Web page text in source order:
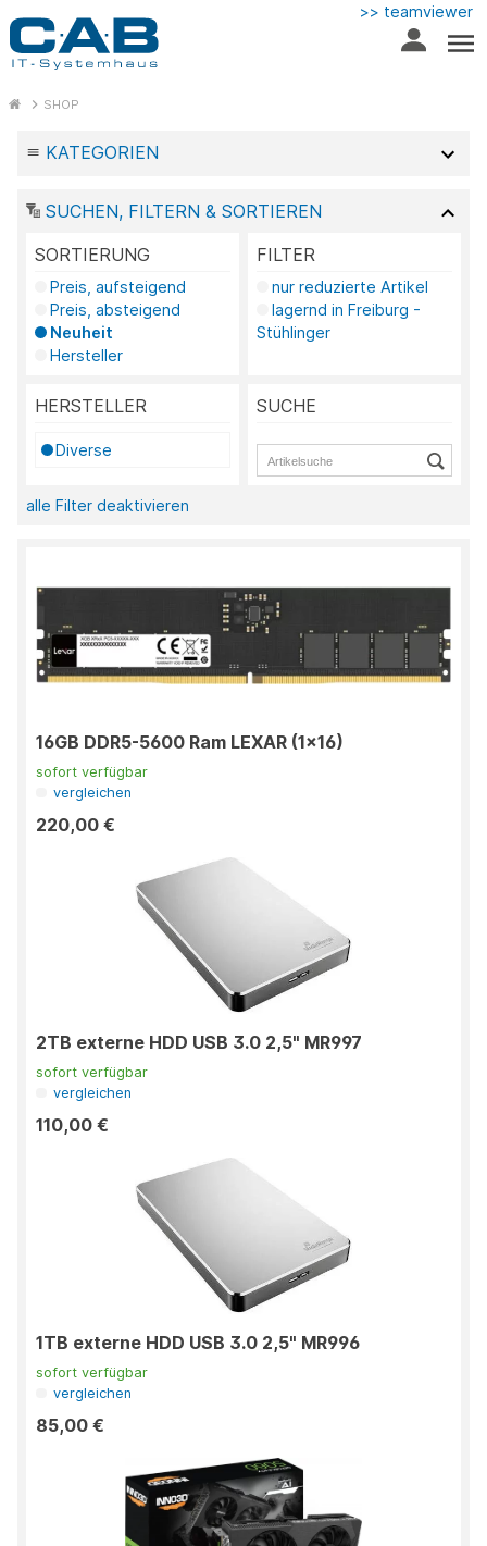
>> teamviewer
SHOP
KATEGORIEN
SUCHEN, FILTERN & SORTIEREN
SORTIERUNG
Preis, aufsteigend
Preis, absteigend
Neuheit
Hersteller
FILTER
nur reduzierte Artikel
lagernd in Freiburg -
Stühlinger
HERSTELLER
Diverse
SUCHE
alle Filter deaktivieren
16GB DDR5-5600 Ram LEXAR (1x16)
sofort verfügbar
vergleichen
220,00 €
2TB externe HDD USB 3.0 2,5" MR997
sofort verfügbar
vergleichen
110,00 €
1TB externe HDD USB 3.0 2,5" MR996
sofort verfügbar
vergleichen
85,00 €